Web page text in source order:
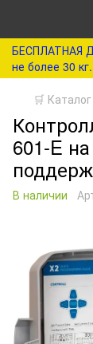
БЕСПЛАТНАЯ
не более 30 кг.
🛒 Каталог
601-E
В наличии